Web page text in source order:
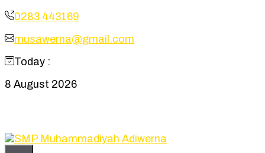
Skip
content
0283 443169
musawerna@gmail.com
Today :
8 August 2026